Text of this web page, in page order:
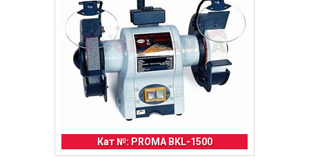
Кат №: PROMA BKL-1500